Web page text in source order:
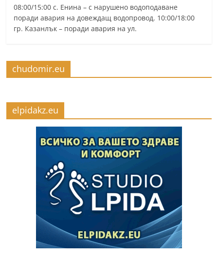
08:00/15:00 с. Енина – с нарушено водоподаване
поради авария на довеждащ водопровод. 10:00/18:00
гр. Казанлък – поради авария на ул.
chudomir.eu
elpidakz.eu